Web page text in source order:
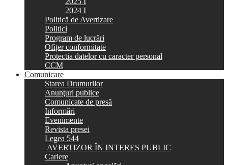
2024 I
Politică de Avertizare
Politici
Program de lucrări
Ofițer conformitate
Protectia datelor cu caracter personal
CCM
Comunicare
Starea Drumurilor
Anunţuri publice
Comunicate de presă
Informări
Evenimente
Revista presei
Legea 544
AVERTIZOR ÎN INTERES PUBLIC
Cariere